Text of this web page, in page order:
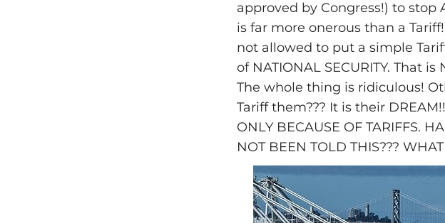
approved by Congress!) to stop
is far more onerous than a
not allowed to put a simple
of NATIONAL SECURITY. That
The whole thing is ridiculous!
Tariff them??? It is their
ONLY BECAUSE OF TARIFFS.
NOT BEEN TOLD THIS???